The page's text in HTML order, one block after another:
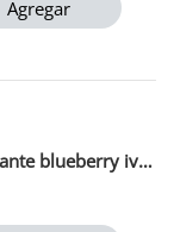
Agregar
Desinfectante blueberry ivon 1 lt